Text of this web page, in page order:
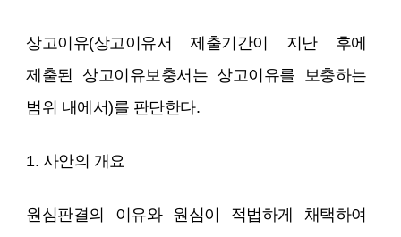
상고이유(상고이유서 제출기간이 지난 후에
제출된 상고이유보충서는 상고이유를 보충하는
범위 내에서)를 판단한다.
1. 사안의 개요
원심판결의 이유와 원심이 적법하게 채택하여